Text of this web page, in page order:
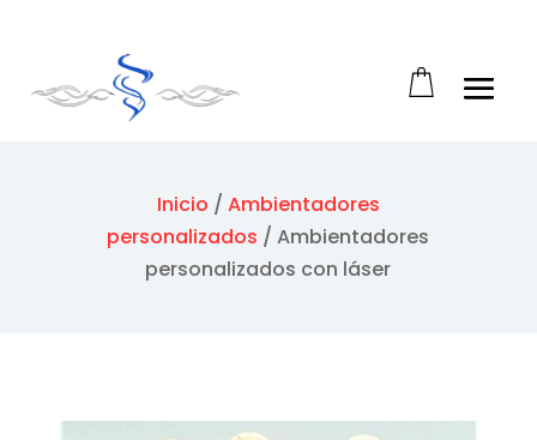
Abrir barra de herramientas
Inicio / Ambientadores
personalizados /Ambientadores
personalizados con láser